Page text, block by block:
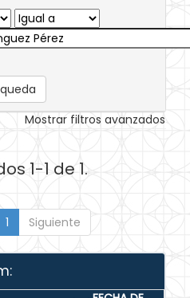
Mostrar filtros avanzados
1-1 de 1.
1 Siguiente